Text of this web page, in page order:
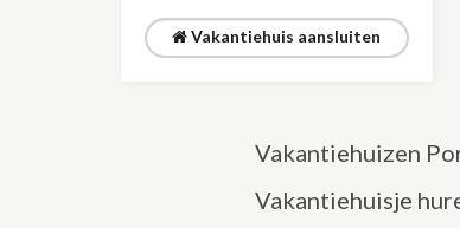
Vakantiehuis aansluiten
Vakantiehuizen
Vakantiehuisje